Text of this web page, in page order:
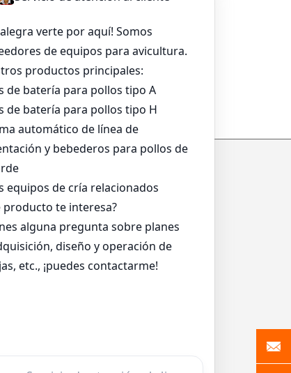
Sistema De Alimentación De
Bandeja Para Asar
Leer más Whatsapp
*